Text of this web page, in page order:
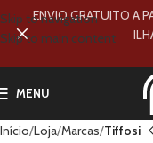
Skip to navigation
Skip to main content
MENU
Início Loja Marcas Tiffosi
ENVIO GRATUITO A